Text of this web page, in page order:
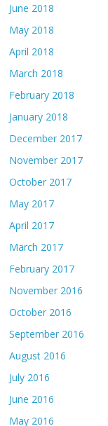
June 2018
May 2018
April 2018
March 2018
February 2018
January 2018
December 2017
November 2017
October 2017
May 2017
April 2017
March 2017
February 2017
November 2016
October 2016
September 2016
August 2016
July 2016
June 2016
May 2016